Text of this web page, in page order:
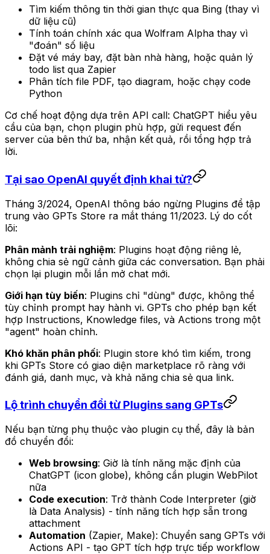
Tìm kiếm thông tin thời gian thực qua Bing (thay vì
dữ liệu cũ)
Tính toán chính xác qua Wolfram Alpha thay vì
"đoán" số liệu
Đặt vé máy bay, đặt bàn nhà hàng, hoặc quản lý
todo list qua Zapier
Phân tích file PDF, tạo diagram, hoặc chạy code
Python
Cơ chế hoạt động dựa trên API call: ChatGPT hiểu yêu
cầu của bạn, chọn plugin phù hợp, gửi request đến
server của bên thứ ba, nhận kết quả, rồi tổng hợp trả
lời.
Tại sao OpenAI quyết định khai tử?
Tháng 3/2024, OpenAI thông báo ngừng Plugins để tập
trung vào GPTs Store ra mắt tháng 11/2023. Lý do cốt
lõi:
Phân mảnh trải nghiệm: Plugins hoạt động riêng lẻ,
không chia sẻ ngữ cảnh giữa các conversation. Bạn phải
chọn lại plugin mỗi lần mở chat mới.
Giới hạn tùy biến: Plugins chỉ "dùng" được, không thể
tùy chỉnh prompt hay hành vi. GPTs cho phép bạn kết
hợp Instructions, Knowledge files, và Actions trong một
"agent" hoàn chỉnh.
Khó khăn phân phối: Plugin store khó tìm kiếm, trong
khi GPTs Store có giao diện marketplace rõ ràng với
đánh giá, danh mục, và khả năng chia sẻ qua link.
Lộ trình chuyển đổi từ Plugins sang GPTs
Nếu bạn từng phụ thuộc vào plugin cụ thể, đây là bản
đồ chuyển đổi:
Web browsing: Giờ là tính năng mặc định của
ChatGPT (icon globe), không cần plugin WebPilot
nữa
Code execution: Trở thành Code Interpreter (giờ
là Data Analysis) - tính năng tích hợp sẵn trong
attachment
Automation (Zapier, Make): Chuyển sang GPTs với
Actions API - tạo GPT tích hợp trực tiếp workflow